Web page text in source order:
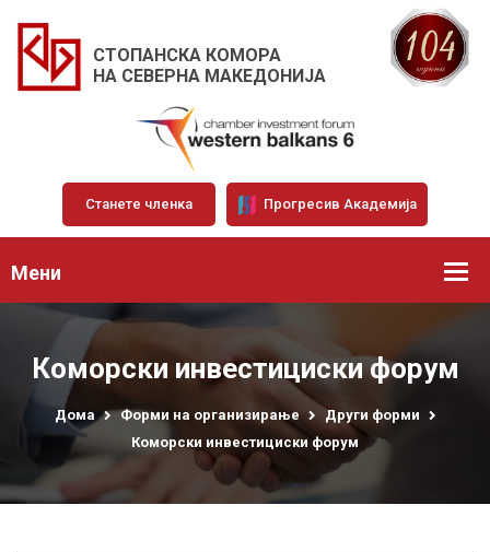
СТОПАНСКА КОМОРА
НА СЕВЕРНА МАКЕДОНИЈА
Станете членка Прогресив Академија
Мени
Коморски инвестициски форум
Дома Форми на организирање
Други форми
Коморски инвестициски форум